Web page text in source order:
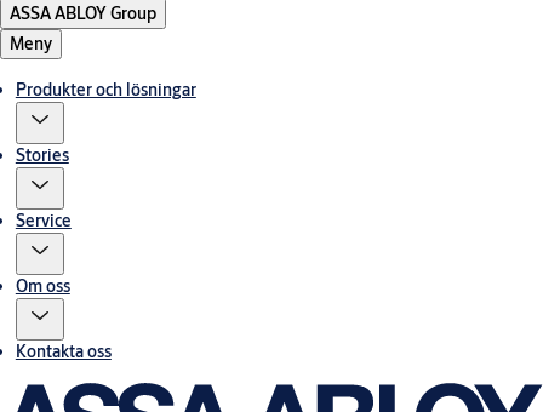
ASSA ABLOY Group
Meny
Produkter och lösningar
Stories
Service
Om oss
Kontakta oss